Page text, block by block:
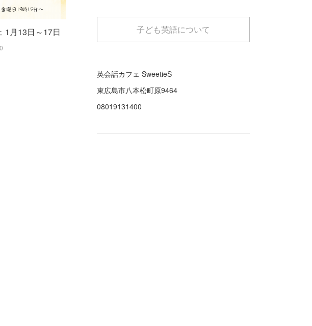
1月13日～17日 子ども英語について
英会話カフェ SweetieS
東広島市八本松町原9464
08019131400